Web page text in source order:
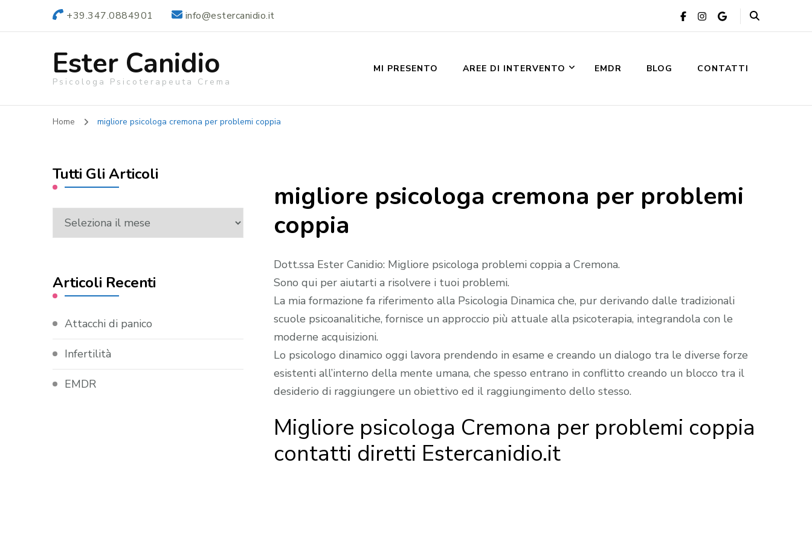
+39.347.0884901 info@estercanidio.it
Ester Canidio
Psicologa Psicoterapeuta Crema
MI PRESENTO AREE DI INTERVENTO EMDR BLOG CONTATTI
Home migliore psicologa cremona per problemi coppia
migliore psicologa cremona per problemi
coppia
Dott.ssa Ester Canidio: Migliore psicologa problemi coppia a Cremona.
Sono qui per aiutarti a risolvere i tuoi problemi.
La mia formazione fa riferimento alla Psicologia Dinamica che, pur derivando dalle tradizionali
scuole psicoanalitiche, fornisce un approccio più attuale alla psicoterapia, integrandola con le
moderne acquisizioni.
Lo psicologo dinamico oggi lavora prendendo in esame e creando un dialogo tra le diverse forze
esistenti all’interno della mente umana, che spesso entrano in conflitto creando un blocco tra il
desiderio di raggiungere un obiettivo ed il raggiungimento dello stesso.
Migliore psicologa Cremona per problemi coppia
contatti diretti Estercanidio.it
Tutti Gli Articoli
Tutti
Articoli Recenti
Attacchi di panico
Infertilità
EMDR